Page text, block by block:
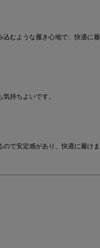
むような履き心地で、快適に履
持ちよいです。
で安定感があり、快適に履けま